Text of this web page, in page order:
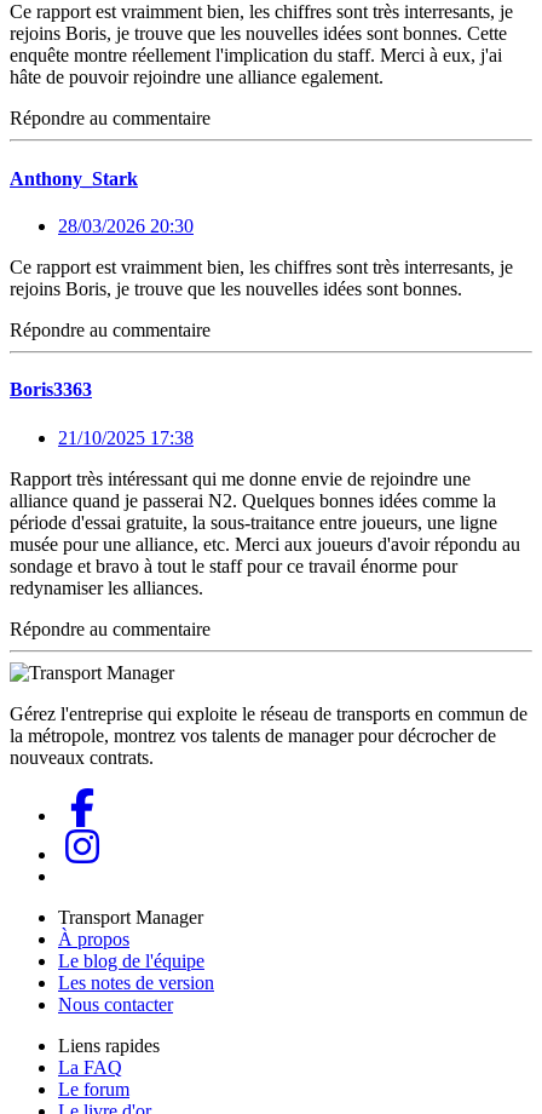
Ce rapport est vraimment bien, les chiffres sont très interresants, je
rejoins Boris, je trouve que les nouvelles idées sont bonnes. Cette
enquête montre réellement l'implication du staff. Merci à eux, j'ai
hâte de pouvoir rejoindre une alliance egalement.
Répondre au commentaire
Anthony_Stark
28/03/2026 20:30
Ce rapport est vraimment bien, les chiffres sont très interresants, je
rejoins Boris, je trouve que les nouvelles idées sont bonnes.
Répondre au commentaire
Boris3363
21/10/2025 17:38
Rapport très intéressant qui me donne envie de rejoindre une
alliance quand je passerai N2. Quelques bonnes idées comme la
période d'essai gratuite, la sous-traitance entre joueurs, une ligne
musée pour une alliance, etc. Merci aux joueurs d'avoir répondu au
sondage et bravo à tout le staff pour ce travail énorme pour
redynamiser les alliances.
Répondre au commentaire
Gérez l'entreprise qui exploite le réseau de transports en commun de
la métropole, montrez vos talents de manager pour décrocher de
nouveaux contrats.
Transport Manager
À propos
Le blog de l'équipe
Les notes de version
Nous contacter
Liens rapides
La FAQ
Le forum